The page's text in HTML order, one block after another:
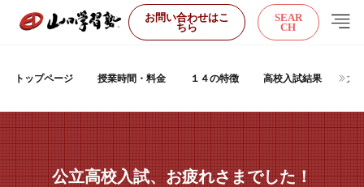
お問い合わせはこ
ちら
SEAR
CH
トップページ 授業時間・料金 １４の特徴 高校入試結果 大
公立高校入試、お疲れさまでした！